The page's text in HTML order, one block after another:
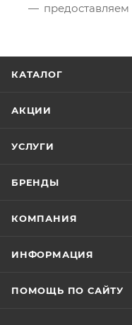
предоставляем
КАТАЛОГ
АКЦИИ
УСЛУГИ
БРЕНДЫ
КОМПАНИЯ
ИНФОРМАЦИЯ
ПОМОЩЬ ПО САЙТУ